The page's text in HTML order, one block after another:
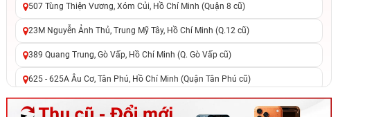
chuyển đổi, 0 gọi người thân
chuyển đổi, 0 gọi người thân
507 Tùng Thiện Vương, Xóm Củi, Hồ Chí Minh (Quận 8 cũ)
23M Nguyễn Ảnh Thủ, Trung Mỹ Tây, Hồ Chí Minh (Q.12 cũ)
389 Quang Trung, Gò Vấp, Hồ Chí Minh (Q. Gò Vấp cũ)
625 - 625A Âu Cơ, Tân Phú, Hồ Chí Minh (Quận Tân Phú cũ)
326 Lê Văn Việt, Tăng Nhơn Phú, Hồ Chí Minh (Q.9 TP. Thủ Đức cũ)